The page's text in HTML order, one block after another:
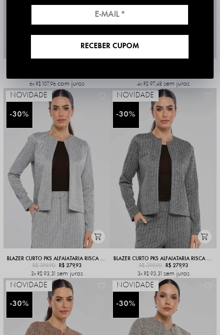
6x R$ 107,96 com juros
4x R$ 97,48 sem juros
30%
NOVIDADE
BLAZER CURTO PKS ALFAIATARIA RISCA DE GIZ CINZA CLARO
R$ 399,90
R$ 279,93
3x R$ 93,31 sem juros
30%
NOVIDADE
BLAZER CURTO PKS ALFAIATARIA RISCA DE GIZ CINZA E PRETO
R$ 399,90
R$ 279,93
3x R$ 93,31 sem juros
30%
NOVIDADE
30%
NOVIDADE
RECEBER CUPOM